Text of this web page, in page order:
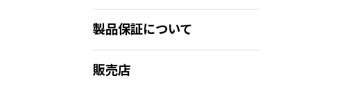
製品保証について
販売店